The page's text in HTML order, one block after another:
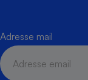
Adresse mail